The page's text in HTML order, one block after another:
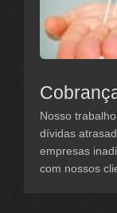
Nosso
dívidas
empresas
com nossos